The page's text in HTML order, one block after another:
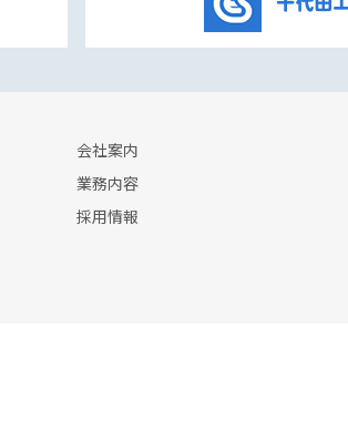
会社案内
業務内容
採用情報